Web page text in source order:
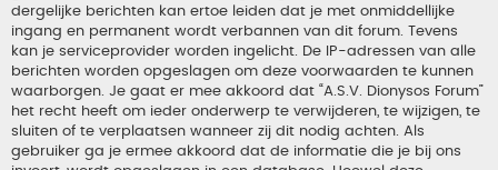
dergelijke berichten kan ertoe leiden dat je met onmiddellijke
ingang en permanent wordt verbannen van dit forum. Tevens
kan je serviceprovider worden ingelicht. De IP-adressen van alle
berichten worden opgeslagen om deze voorwaarden te kunnen
waarborgen. Je gaat er mee akkoord dat “A.S.V. Dionysos Forum”
het recht heeft om ieder onderwerp te verwijderen, te wijzigen, te
sluiten of te verplaatsen wanneer zij dit nodig achten. Als
gebruiker ga je ermee akkoord dat de informatie die je bij ons